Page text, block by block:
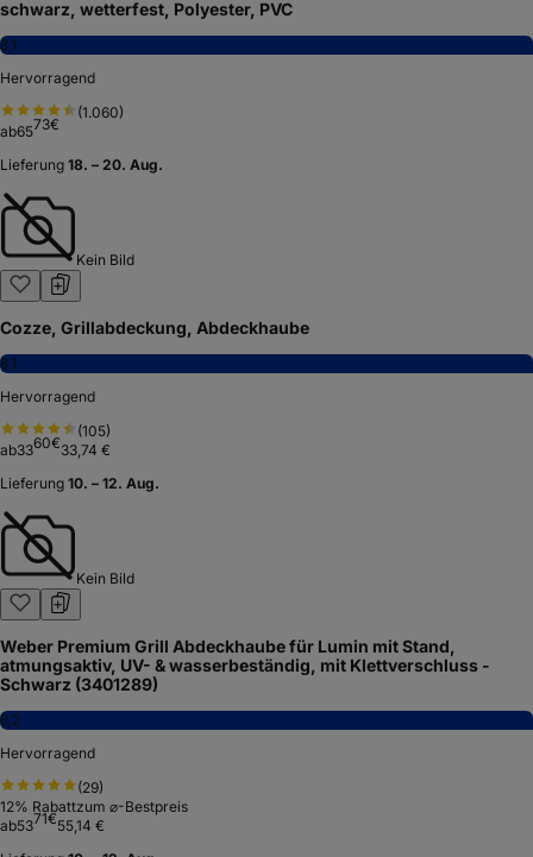
schwarz, wetterfest, Polyester, PVC
8,1
Hervorragend
(1.060)
ab6573€
Lieferung 18. – 20. Aug.
Kein Bild
Cozze, Grillabdeckung, Abdeckhaube
8,1
Hervorragend
(105)
ab3360€33,74 €
Lieferung 10. – 12. Aug.
Kein Bild
Weber Premium Grill Abdeckhaube für Lumin mit Stand,
atmungsaktiv, UV- & wasserbeständig, mit Klettverschluss -
Schwarz (3401289)
8,2
Hervorragend
(29)
12% Rabattzum ⌀-Bestpreis
ab5371€55,14 €